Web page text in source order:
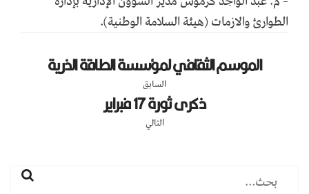
الطوارئ والازمات (هيئة السلامة الوطنية).
الموسم الثقافي لمؤسسة الطاقة الذرية
السابق
ذكرى ثورة 17 فبراير
التالي